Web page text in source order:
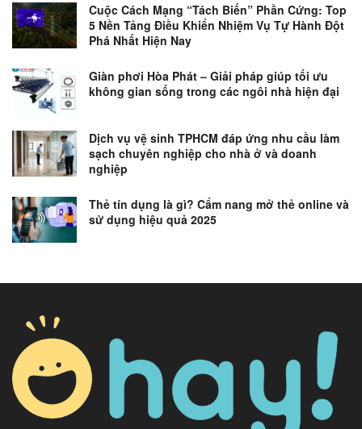
Cuộc Cách Mạng “Tách Biến” Phần Cứng: Top
5 Nền Tảng Điều Khiển Nhiệm Vụ Tự Hành Đột
Phá Nhất Hiện Nay
Giàn phơi Hòa Phát – Giải pháp giúp tối ưu
không gian sống trong các ngôi nhà hiện đại
Dịch vụ vệ sinh TPHCM đáp ứng nhu cầu làm
sạch chuyên nghiệp cho nhà ở và doanh
nghiệp
Thẻ tín dụng là gì? Cẩm nang mở thẻ online và
sử dụng hiệu quả 2025